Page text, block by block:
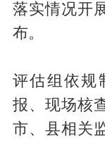
落实情况开
布。
评估组依规
报、现场核
市、县相关